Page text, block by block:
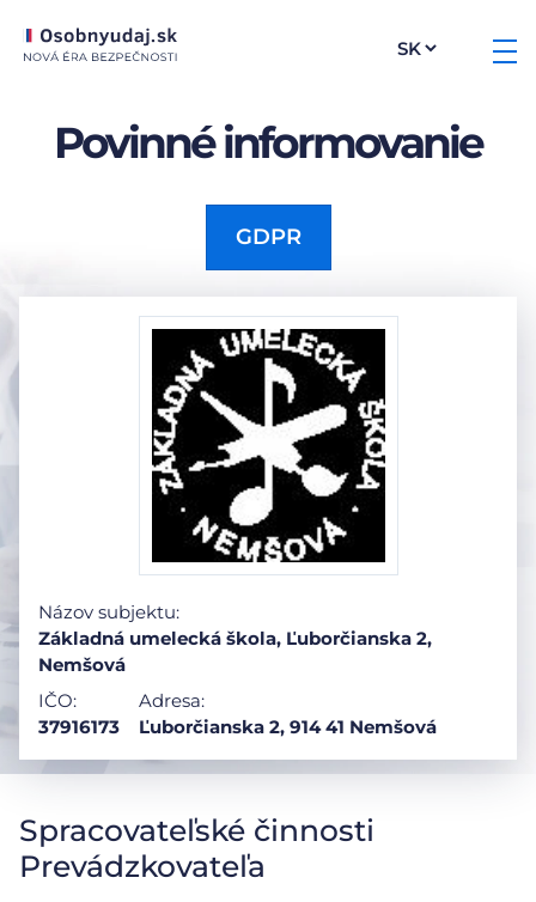
Povinné informovanie
GDPR
Názov subjektu:
Základná umelecká škola, Ľuborčianska 2,
Nemšová
IČO:
37916173
Adresa:
Ľuborčianska 2, 914 41 Nemšová
Spracovateľské činnosti
Prevádzkovateľa